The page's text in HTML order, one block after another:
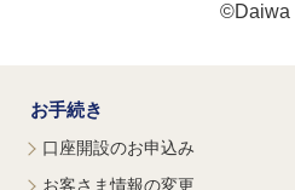
©Daiwa
お手続き
口座開設のお申込み
お客さま情報の変更